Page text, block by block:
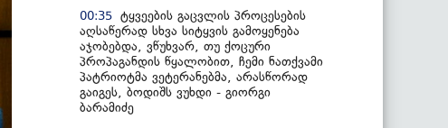
00:35 ტყვეების გაცვლის პროცესების
აღსაწერად სხვა სიტყვის გამოყენება
აჯობებდა, ვწუხვარ, თუ ქოცური
პროპაგანდის წყალობით, ჩემი ნათქვამი
პატრიოტმა ვეტერანებმა, არასწორად
გაიგეს, ბოდიშს ვუხდი - გიორგი
ბარამიძე